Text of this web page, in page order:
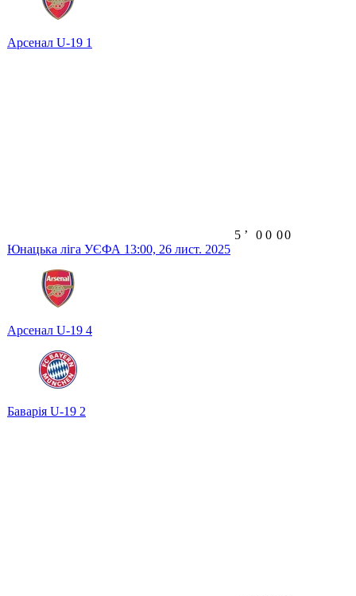
Арсенал U-19 1
Юнацька ліга УЄФА 13:00, 26 лист. 2025
Арсенал U-19 4
Баварія U-19 2
5 ʼ 0 0 00